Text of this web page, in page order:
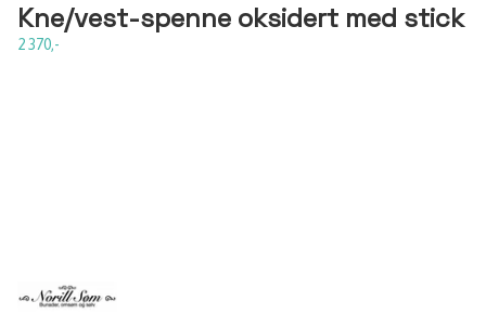
Kne/vest-spenne oksidert med stick
2 370,-